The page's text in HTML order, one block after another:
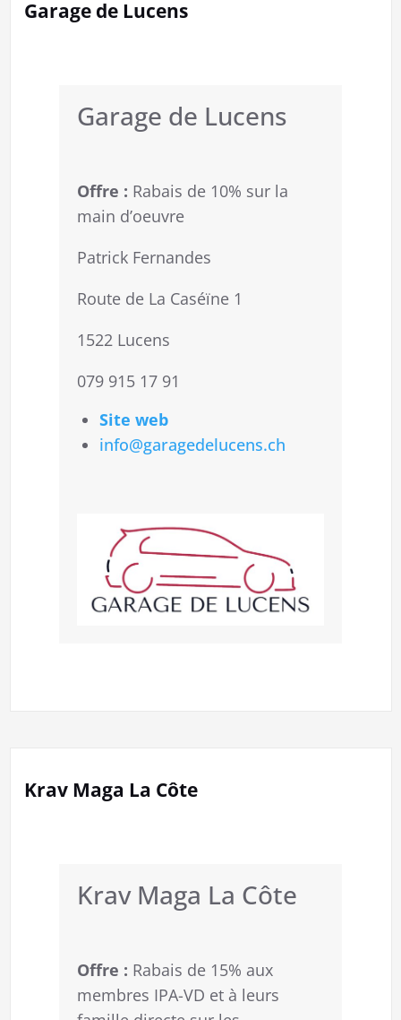
Garage de Lucens
Garage de Lucens
Offre : Rabais de 10% sur la
main d’oeuvre
Patrick Fernandes
Route de La Caséïne 1
1522 Lucens
079 915 17 91
Site web
info@garagedelucens.ch
Krav Maga La Côte
Krav Maga La Côte
Offre : Rabais de 15% aux
membres IPA-VD et à leurs